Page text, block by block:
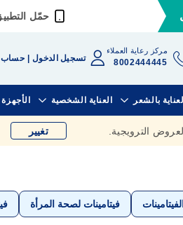
حمّل
مركز رعاية العملاء
8002444445 تسجيل الدخول حساب
العناية بالشعر العناية الشخصية
الترويجية. تغيير
الفيتامينات فيتامينات لصحة المرأة